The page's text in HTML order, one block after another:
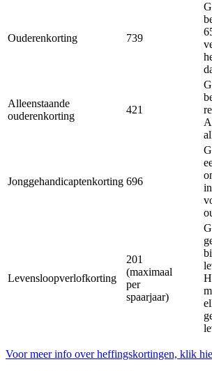
Ouderenkorting 739
Alleenstaande
ouderenkorting
421
Jonggehandicaptenkorting 696
Levensloopverlofkorting
201
(maximaal
per
spaarjaar)
Voor meer info over heffingskortingen, klik